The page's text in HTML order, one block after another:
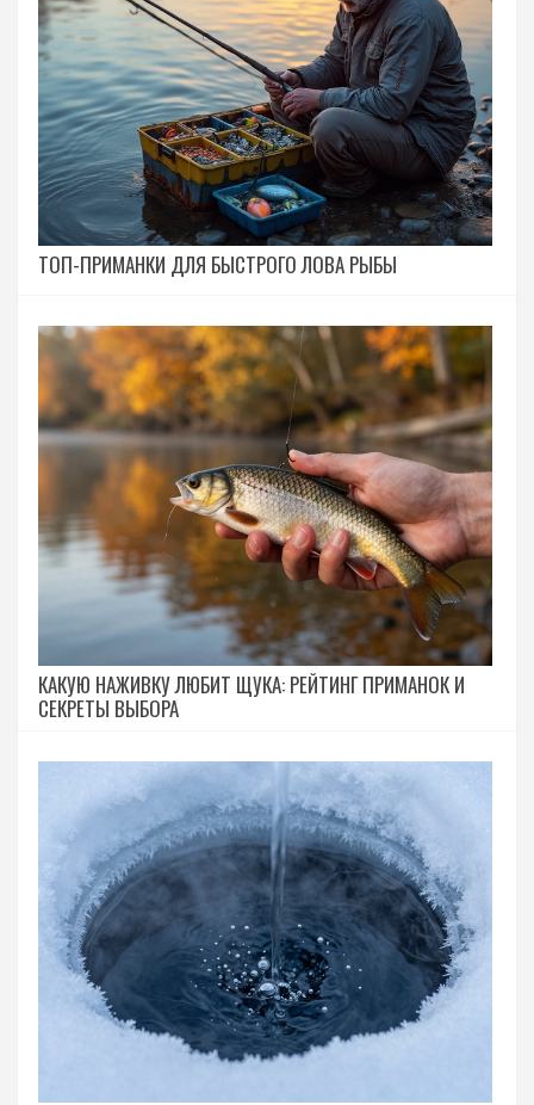
ТОП-ПРИМАНКИ ДЛЯ БЫСТРОГО ЛОВА РЫБЫ
КАКУЮ НАЖИВКУ ЛЮБИТ ЩУКА: РЕЙТИНГ ПРИМАНОК И
СЕКРЕТЫ ВЫБОРА